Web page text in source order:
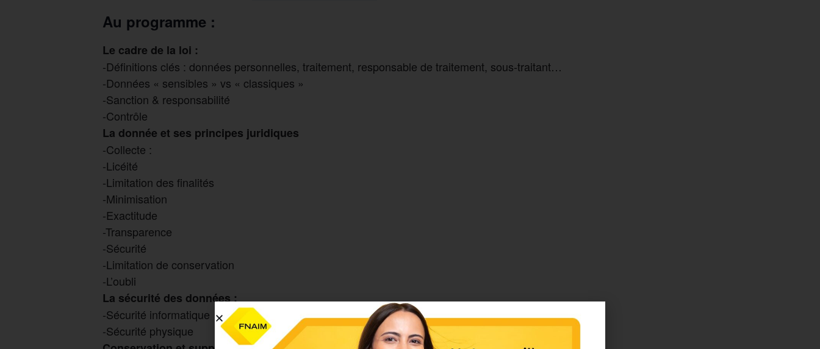
Au programme :
Le cadre de la loi :
-Définitions clés : données personnelles, traitement, responsable de traitement, sous‑traitant…
-Données « sensibles » vs « classiques »
-Sanction & responsabilité
-Contrôle
La donnée et ses principes juridiques
-Collecte :
-Licéité
-Limitation des finalités
-Minimisation
-Exactitude
-Transparence
-Sécurité
-Limitation de conservation
-L’oubli
La sécurité des données :
-Sécurité informatique
-Sécurité physique